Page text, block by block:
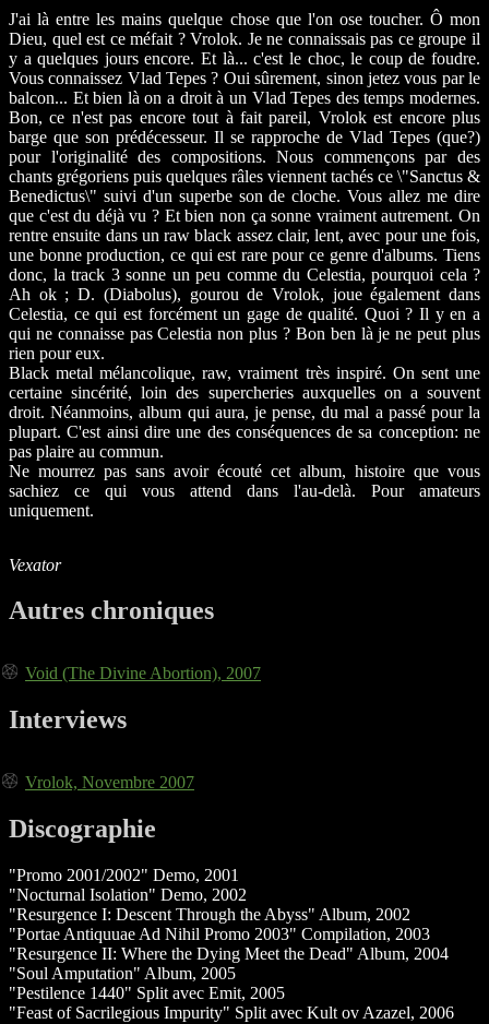
J'ai là entre les mains quelque chose que l'on ose toucher. Ô mon
Dieu, quel est ce méfait ? Vrolok. Je ne connaissais pas ce groupe il
y a quelques jours encore. Et là... c'est le choc, le coup de foudre.
Vous connaissez Vlad Tepes ? Oui sûrement, sinon jetez vous par le
balcon... Et bien là on a droit à un Vlad Tepes des temps modernes.
Bon, ce n'est pas encore tout à fait pareil, Vrolok est encore plus
barge que son prédécesseur. Il se rapproche de Vlad Tepes (que?)
pour l'originalité des compositions. Nous commençons par des
chants grégoriens puis quelques râles viennent tachés ce \"Sanctus &
Benedictus\" suivi d'un superbe son de cloche. Vous allez me dire
que c'est du déjà vu ? Et bien non ça sonne vraiment autrement. On
rentre ensuite dans un raw black assez clair, lent, avec pour une fois,
une bonne production, ce qui est rare pour ce genre d'albums. Tiens
donc, la track 3 sonne un peu comme du Celestia, pourquoi cela ?
Ah ok ; D. (Diabolus), gourou de Vrolok, joue également dans
Celestia, ce qui est forcément un gage de qualité. Quoi ? Il y en a
qui ne connaisse pas Celestia non plus ? Bon ben là je ne peut plus
rien pour eux.
Black metal mélancolique, raw, vraiment très inspiré. On sent une
certaine sincérité, loin des supercheries auxquelles on a souvent
droit. Néanmoins, album qui aura, je pense, du mal a passé pour la
plupart. C'est ainsi dire une des conséquences de sa conception: ne
pas plaire au commun.
Ne mourrez pas sans avoir écouté cet album, histoire que vous
sachiez ce qui vous attend dans l'au-delà. Pour amateurs
uniquement.
Vexator
Autres chroniques
Void (The Divine Abortion), 2007
Interviews
Vrolok, Novembre 2007
Discographie
"Promo 2001/2002" Demo, 2001
"Nocturnal Isolation" Demo, 2002
"Resurgence I: Descent Through the Abyss" Album, 2002
"Portae Antiquuae Ad Nihil Promo 2003" Compilation, 2003
"Resurgence II: Where the Dying Meet the Dead" Album, 2004
"Soul Amputation" Album, 2005
"Pestilence 1440" Split avec Emit, 2005
"Feast of Sacrilegious Impurity" Split avec Kult ov Azazel, 2006